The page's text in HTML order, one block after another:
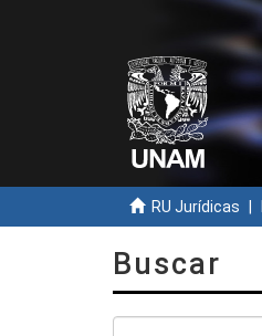
RU Jurídicas
Buscar